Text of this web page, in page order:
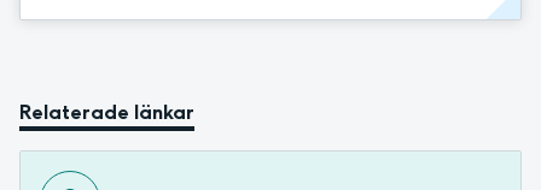
Relaterade länkar